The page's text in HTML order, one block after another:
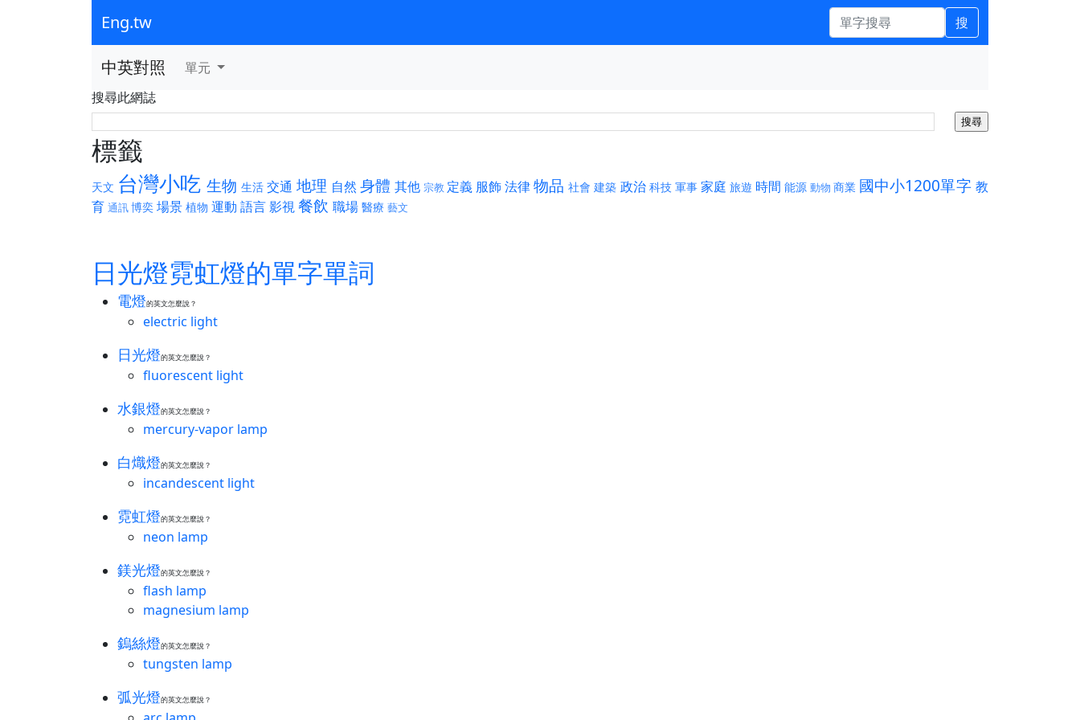
Eng.tw 搜
中英對照
單元
搜尋此網誌
標籤
天文 台灣小吃 生物 生活 交通 地理 自然 身體 其他 宗教 定義 服飾法律物品 社會 建築 政治 科技 軍事 家庭 旅遊 時間 能源 動物 商業 國中小1200單字 教
育 通訊博奕 場景 植物 運動 語言影視餐飲 職場 醫療 藝文
日光燈霓虹燈的單字單詞
電燈的英文怎麼說？
electric light
日光燈的英文怎麼說？
fluorescent light
水銀燈的英文怎麼說？
mercury-vapor lamp
白熾燈的英文怎麼說？
incandescent light
霓虹燈的英文怎麼說？
neon lamp
鎂光燈的英文怎麼說？
flash lamp
magnesium lamp
鎢絲燈的英文怎麼說？
tungsten lamp
弧光燈的英文怎麼說？